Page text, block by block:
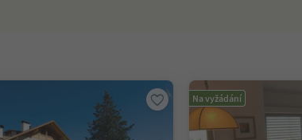
Na vyžádání